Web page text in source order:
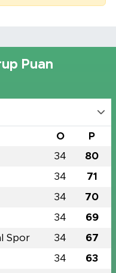
Puan
O P
34 80
34 71
34 70
34 69
Spor 34 67
34 63